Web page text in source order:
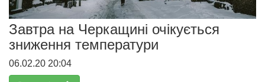
Завтра на Черкащині очікується
зниження температури
06.02.20 20:04